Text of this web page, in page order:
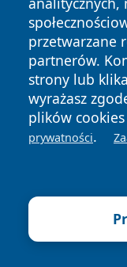
Urząd
Przydatne
Instytut
Parafia Matki
Grzybowicach -
Miejski Ośrodek
godziny,
przetwarzane
partnerów.
strony lub
wyrażasz
plików
prywatności.